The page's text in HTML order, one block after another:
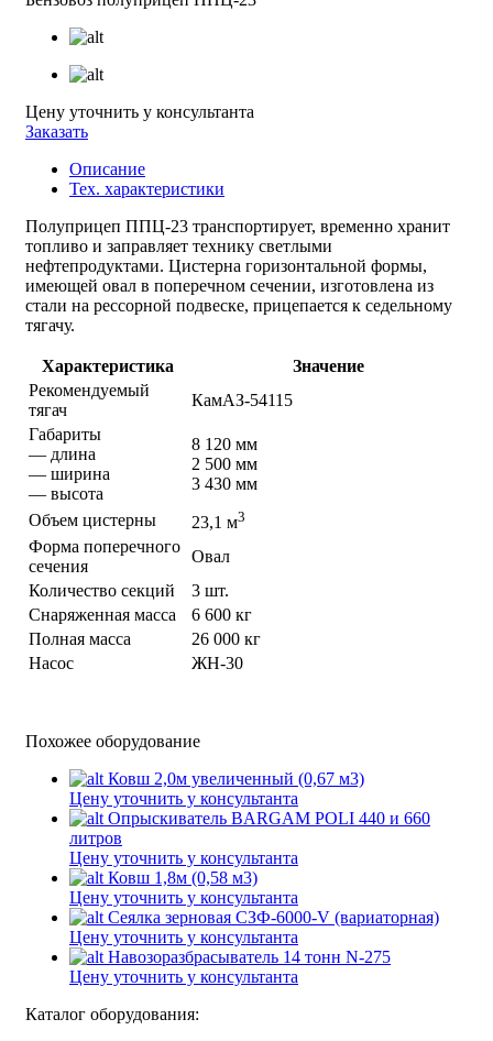
Цену уточнить у консультанта
Заказать
Описание
Тех. характеристики
Полуприцеп ППЦ-23 транспортирует, временно хранит
топливо и заправляет технику светлыми
нефтепродуктами. Цистерна горизонтальной формы,
имеющей овал в поперечном сечении, изготовлена из
стали на рессорной подвеске, прицепается к седельному
тягачу.
Характеристика
Значение
Рекомендуемый
тягач
КамАЗ-54115
Габариты
— длина
— ширина
— высота
8 120 мм
2 500 мм
3 430 мм
Объем цистерны
23,1 м3
Форма поперечного
сечения
Овал
Количество секций
3 шт.
Снаряженная масса
6 600 кг
Полная масса
26 000 кг
Насос
ЖН-30
Похожее оборудование
Ковш 2,0м увеличенный (0,67 м3)
Цену уточнить у консультанта
Опрыскиватель BARGAM POLI 440 и 660
литров
Цену уточнить у консультанта
Ковш 1,8м (0,58 м3)
Цену уточнить у консультанта
Сеялка зерновая СЗФ-6000-V (вариаторная)
Цену уточнить у консультанта
Навозоразбрасыватель 14 тонн N-275
Цену уточнить у консультанта
Каталог оборудования: